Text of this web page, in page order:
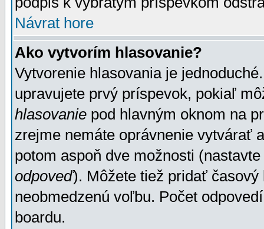
Návrat hore
Ako vytvorím hlasovanie?
Vytvorenie hlasovania je
upravujete prvý príspevok, pokiaľ
hlasovanie pod hlavným oknom na
zrejme nemáte oprávnenie vytvárať
potom aspoň dve možnosti
odpoveď). Môžete tiež pridať
neobmedzenú voľbu. Počet
boardu.